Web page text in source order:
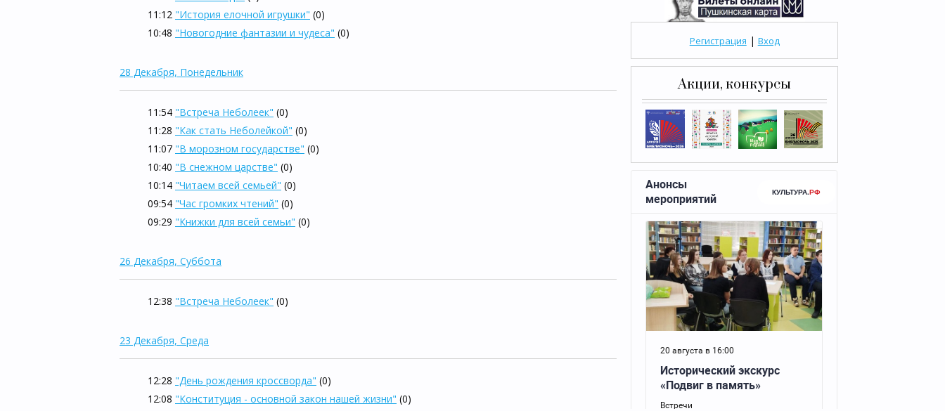
Регистрация | Вход
Акции, конкурсы
11:12 "История елочной игрушки" (0)
10:48 "Новогодние фантазии и чудеса" (0)
28 Декабря, Понедельник
11:54 "Встреча Неболеек" (0)
11:28 "Как стать Неболейкой" (0)
11:07 "В морозном государстве" (0)
10:40 "В снежном царстве" (0)
10:14 "Читаем всей семьей" (0)
09:54 "Час громких чтений" (0)
09:29 "Книжки для всей семьи" (0)
26 Декабря, Суббота
12:38 "Встреча Неболеек" (0)
23 Декабря, Среда
12:28 "День рождения кроссворда" (0)
12:08 "Конституция - основной закон нашей жизни" (0)